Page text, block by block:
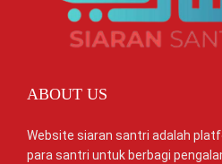
ABOUT US
Website siaran santri adalah
para santri untuk berbagi